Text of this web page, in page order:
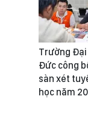
Trường Đại
Đức công
sàn xét
học năm